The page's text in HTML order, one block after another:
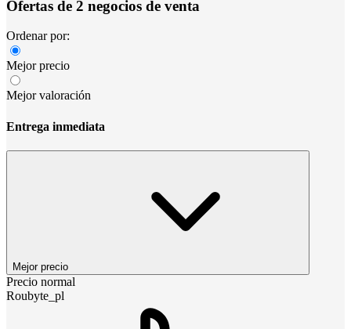
Ofertas de 2 negocios de venta
Ordenar por:
Mejor precio
Mejor valoración
Entrega inmediata
Mejor precio
Precio normal
Roubyte_pl